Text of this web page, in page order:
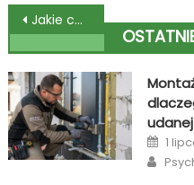
Nawigacja
wpisu
Jakie cechy powinny mieć skrzynki elektryczne?
on
1